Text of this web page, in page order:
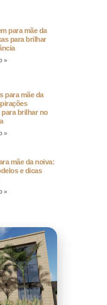
para mãe da
para brilhar
»
para mãe da
para brilhar no
»
mãe da noiva:
e dicas
»